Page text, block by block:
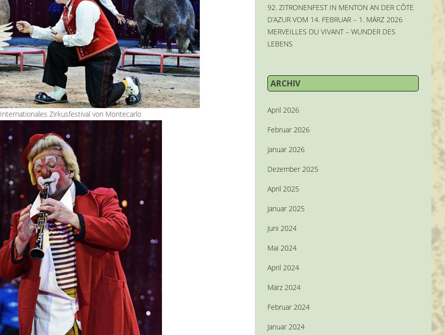
Internationales Zirkusfestival von Montecarlo
92. ZITRONENFEST IN MENTON AN DER CÔTE
D’AZUR VOM 14. FEBRUAR – 1. MÄRZ 2026
MERVEILLES DU VIVANT – WUNDER DES
LEBENS
ARCHIV
April 2026
Februar 2026
Januar 2026
Dezember 2025
April 2025
Januar 2025
Juni 2024
Mai 2024
April 2024
März 2024
Februar 2024
Januar 2024